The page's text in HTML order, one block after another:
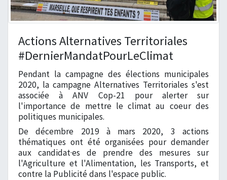
Actions Alternatives Territoriales
#DernierMandatPourLeClimat
Pendant la campagne des élections municipales
2020, la campagne Alternatives Territoriales s'est
associée à ANV Cop-21 pour alerter sur
l'importance de mettre le climat au coeur des
politiques municipales.
De décembre 2019 à mars 2020, 3 actions
thématiques ont été organisées pour demander
aux candidat·es de prendre des mesures sur
l'Agriculture et l'Alimentation, les Transports, et
contre la Publicité dans l'espace public.